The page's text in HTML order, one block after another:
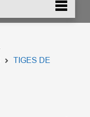
TIGES DE